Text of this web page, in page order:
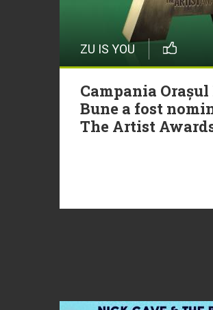
ZU IS YOU
Campania
Bune a fost
The Artist